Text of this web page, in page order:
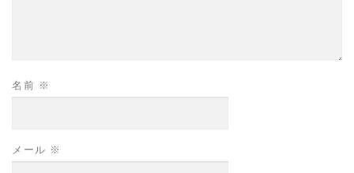
名前 ※
メール ※